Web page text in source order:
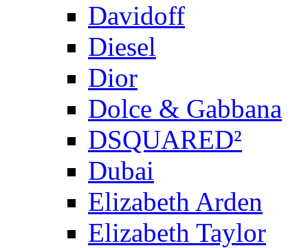
Davidoff
Diesel
Dior
Dolce & Gabbana
DSQUARED²
Dubai
Elizabeth Arden
Elizabeth Taylor